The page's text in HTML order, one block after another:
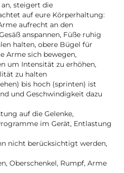
steigert die
auf eure Körperhaltung:
aufrecht an den
anspannen, Füße ruhig
halten, obere Bügel für
Arme sich bewegen,
um Intensität zu erhöhen,
zu halten
bis hoch (sprinten) ist
und Geschwindigkeit dazu
auf die Gelenke,
im Gerät, Entlastung
nicht berücksichtigt werden,
Oberschenkel, Rumpf, Arme